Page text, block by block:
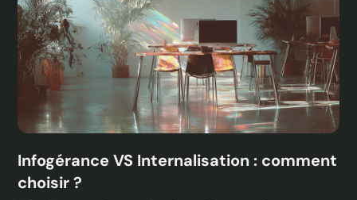
Infogérance VS Internalisation : comment
choisir ?